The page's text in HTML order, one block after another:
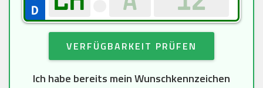
VERFÜGBARKEIT PRÜFEN
Ich habe bereits mein Wunschkennzeichen